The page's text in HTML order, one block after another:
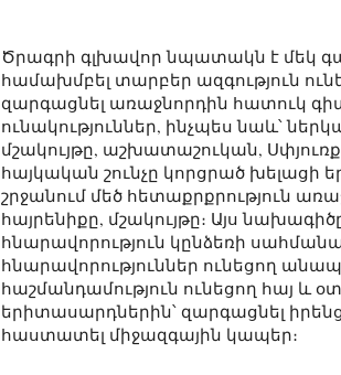
Ծրագրի գլխավոր նպատակն է մեկ
համախմբել տարբեր ազգություն
զարգացնել առաջնորդին հատուկ
ունակություններ, ինչպես նաև՝
մշակույթը, աշխատաշուկան,
հայկական շունչը կորցրած խելացի
շրջանում մեծ հետաքրքրություն
հայրենիքը, մշակույթը։ Այս
հնարավորություն կընձեռի
հնարավորություններ ունեցող
հաշմանդամություն ունեցող հայ և
երիտասարդներին՝ զարգացնել
հաստատել միջազգային կապեր։